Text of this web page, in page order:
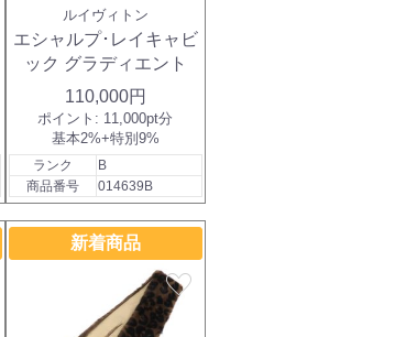
ルイヴィトン
エシャルプ･レイキャビ
ック グラディエント
110,000円
ポイント: 11,000pt分
基本2%+特別9%
ランク
B
商品番号
014639B
新着商品
favorite